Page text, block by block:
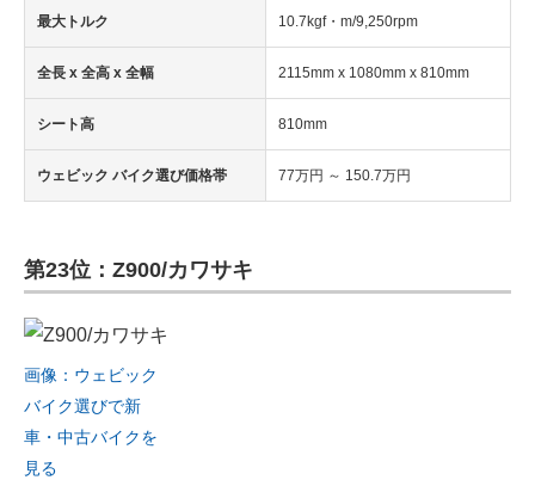
最大トルク 10.7kgf・m/9,250rpm
全長 x 全高 x 全幅 2115mm x 1080mm x 810mm
シート高 810mm
ウェビック バイク選び価格帯 77万円 ～ 150.7万円
第23位：Z900/カワサキ
画像：ウェビック
バイク選びで新
車・中古バイクを
見る